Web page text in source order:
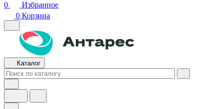
0
Избранное
0 Корзина
Каталог